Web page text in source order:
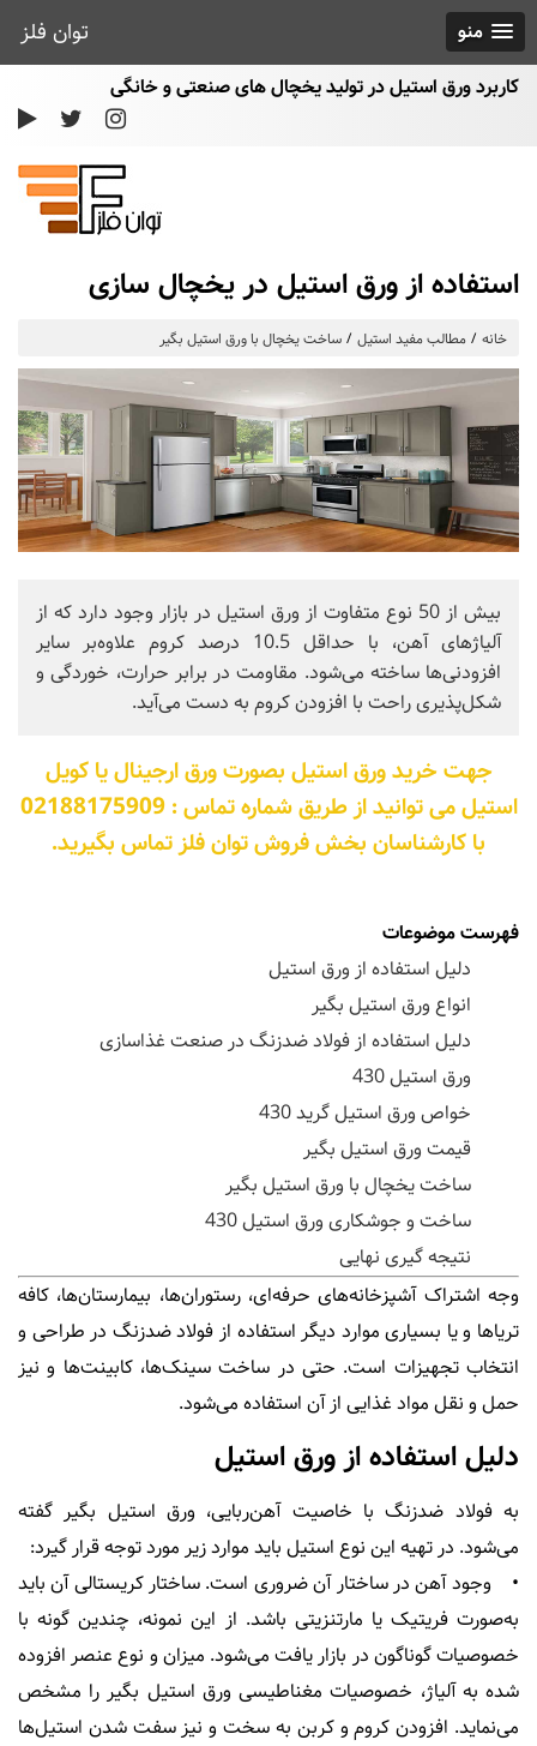
توان فلز
منو
کاربرد ورق استیل در تولید یخچال های صنعتی و خانگی
استفاده از ورق استیل در یخچال سازی
خانه مطالب مفید استیل ساخت یخچال با ورق استیل بگیر
بیش از 50 نوع متفاوت از ورق استیل در بازار وجود دارد که از
آلیاژهای آهن، با حداقل 10.5 درصد کروم علاوه‌بر سایر
افزودنی‌ها ساخته می‌شود. مقاومت در برابر حرارت، خوردگی و
شکل‌پذیری راحت با افزودن کروم به دست می‌آید.
جهت خرید ورق استیل بصورت ورق ارجینال یا کویل
استیل می توانید از طریق شماره تماس : 02188175909
با کارشناسان بخش فروش توان فلز تماس بگیرید.
فهرست موضوعات
دلیل استفاده از ورق استیل
انواع ورق استیل بگیر
دلیل استفاده از فولاد ضدزنگ در صنعت غذاسازی
ورق استیل 430
خواص ورق استیل گرید 430
قیمت ورق استیل بگیر
ساخت یخچال با ورق استیل بگیر
ساخت و جوشکاری ورق استیل 430
نتیجه گیری نهایی
وجه اشتراک آشپزخانه‌های حرفه‌ای، رستوران‌ها، بیمارستان‌ها، کافه
تریاها و یا بسیاری موارد دیگر استفاده از فولاد ضدزنگ در طراحی و
انتخاب تجهیزات است. حتی در ساخت سینک‌ها، کابینت‌ها و نیز
حمل و نقل مواد غذایی از آن استفاده می‌شود.
دلیل استفاده از ورق استیل
به فولاد ضدزنگ با خاصیت آهن‌ربایی، ورق استیل بگیر گفته
می‌شود. در تهیه این نوع استیل باید موارد زیر مورد توجه قرار گیرد:
• وجود آهن در ساختار آن ضروری است. ساختار کریستالی آن باید
به‌صورت فریتیک یا مارتنزیتی باشد. از این نمونه، چندین گونه با
خصوصیات گوناگون در بازار یافت می‌شود. میزان و نوع عنصر افزوده
شده به آلیاژ، خصوصیات مغناطیسی ورق استیل بگیر را مشخص
می‌نماید. افزودن کروم و کربن به سخت و نیز سفت شدن استیل‌ها